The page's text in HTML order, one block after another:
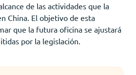
de las actividades que la
China. El objetivo de esta
que la futura oficina se ajustará
por la legislación.